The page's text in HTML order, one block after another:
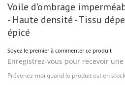
Voile d'ombrage
- Haute densité - Tissu
épicé
Soyez le premier à commenter ce produit
Enregistrez-vous pour recevoir
Prévenez-moi quand le produit est en stock
to
beginning
of
the
images
gallery